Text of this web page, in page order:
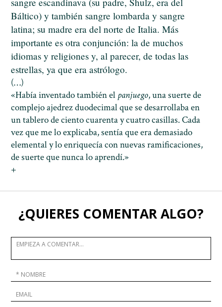
Báltico) y también sangre lombarda y sangre
latina; su madre era del norte de Italia. Más
importante es otra conjunción: la de muchos
idiomas y religiones y, al parecer, de todas las
estrellas, ya que era astrólogo.
(…)
«Había inventado también el panjuego, una suerte de
complejo ajedrez duodecimal que se desarrollaba en
un tablero de ciento cuarenta y cuatro casillas. Cada
vez que me lo explicaba, sentía que era demasiado
elemental y lo enriquecía con nuevas ramificaciones,
de suerte que nunca lo aprendí.»
+
¿QUIERES COMENTAR ALGO?